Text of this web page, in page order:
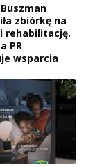
zbiórkę na
rehabilitację.
PR
wsparcia